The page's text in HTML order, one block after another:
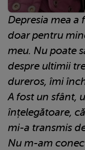
Depresia mea
doar pentru
meu. Nu poate
despre ultimii
dureros, îmi
A fost un sfânt,
înțelegătoare,
mi-a transmis
Nu m-am